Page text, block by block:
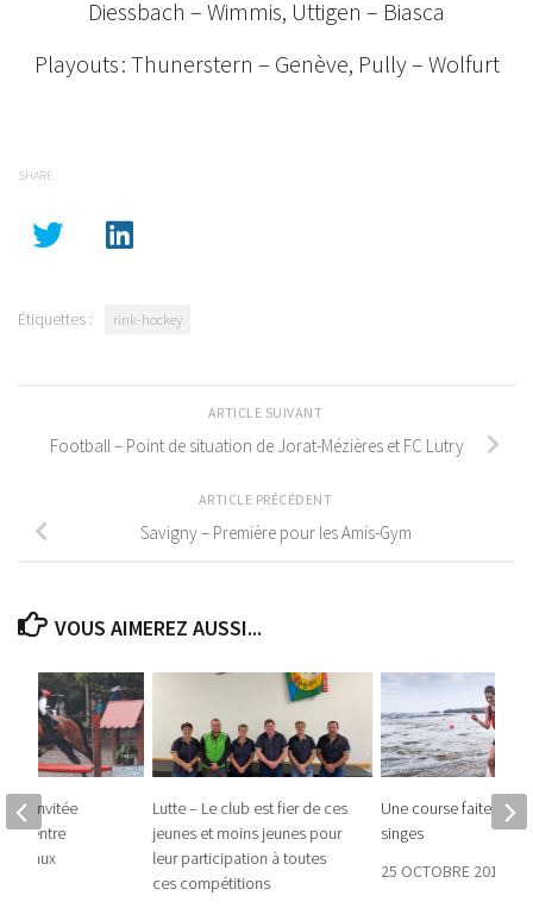
Diessbach – Wimmis, Uttigen – Biasca
Playouts : Thunerstern – Genève, Pully – Wolfurt
SHARE
Étiquettes : rink-hockey
ARTICLE SUIVANT
Football – Point de situation de Jorat-Mézières et FC Lutry
ARTICLE PRÉCÉDENT
Savigny – Première pour les Amis-Gym
VOUS AIMEREZ AUSSI...
Lutte – Le club est fier de ces
jeunes et moins jeunes pour
leur participation à toutes
ces compétitions
Une course faite pour
singes
25 OCTOBRE 2018
invitée
Centre
Chaux